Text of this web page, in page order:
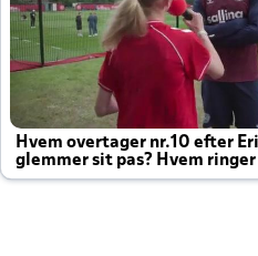
Hvem overtager nr.10 efter
glemmer sit pas? Hvem ringer
altid til efter kampe?